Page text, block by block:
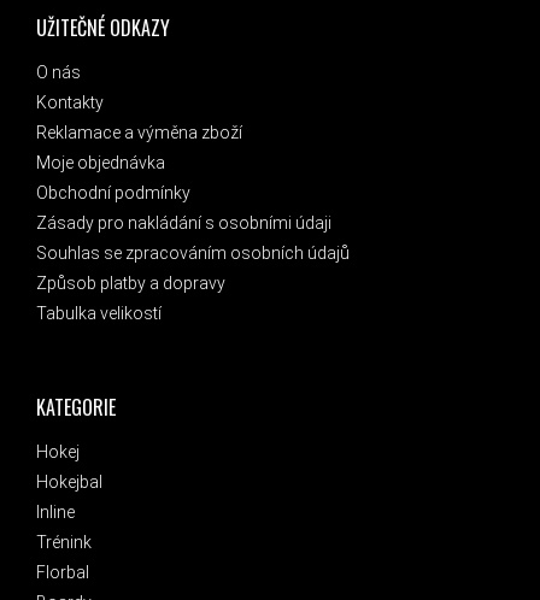
KATEGORIE
Hokej
Hokejbal
Inline
Trénink
Florbal
UŽITEČNÉ ODKAZY
O nás
Kontakty
Reklamace a výměna zboží
Moje objednávka
Obchodní podmínky
Zásady pro nakládání s osobními údaji
Souhlas se zpracováním osobních údajů
Způsob platby a dopravy
Tabulka velikostí